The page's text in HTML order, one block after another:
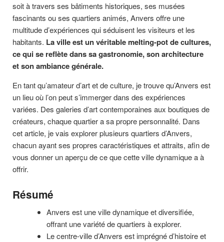
soit à travers ses bâtiments historiques, ses musées
fascinants ou ses quartiers animés, Anvers offre une
multitude d’expériences qui séduisent les visiteurs et les
habitants. La ville est un véritable melting-pot de cultures,
ce qui se reflète dans sa gastronomie, son architecture
et son ambiance générale.
En tant qu’amateur d’art et de culture, je trouve qu’Anvers est
un lieu où l’on peut s’immerger dans des expériences
variées. Des galeries d’art contemporaines aux boutiques de
créateurs, chaque quartier a sa propre personnalité. Dans
cet article, je vais explorer plusieurs quartiers d’Anvers,
chacun ayant ses propres caractéristiques et attraits, afin de
vous donner un aperçu de ce que cette ville dynamique a à
offrir.
Résumé
Anvers est une ville dynamique et diversifiée,
offrant une variété de quartiers à explorer.
Le centre-ville d’Anvers est imprégné d’histoire et